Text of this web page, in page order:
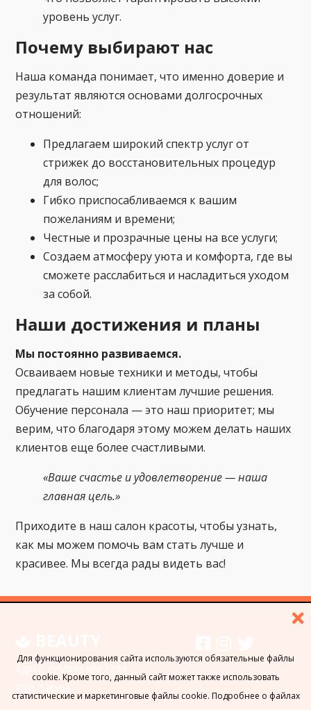
уровень услуг.
Почему выбирают нас
Наша команда понимает, что именно доверие и
результат являются основами долгосрочных
отношений:
Предлагаем широкий спектр услуг от
стрижек до восстановительных процедур
для волос;
Гибко приспосабливаемся к вашим
пожеланиям и времени;
Честные и прозрачные цены на все услуги;
Создаем атмосферу уюта и комфорта, где вы
сможете расслабиться и насладиться уходом
за собой.
Наши достижения и планы
Мы постоянно развиваемся.
Осваиваем новые техники и методы, чтобы
предлагать нашим клиентам лучшие решения.
Обучение персонала — это наш приоритет; мы
верим, что благодаря этому можем делать наших
клиентов еще более счастливыми.
«Ваше счастье и удовлетворение — наша
главная цель.»
Приходите в наш салон красоты, чтобы узнать,
как мы можем помочь вам стать лучше и
красивее. Мы всегда рады видеть вас!
Для функционирования сайта используются обязательные файлы
cookie. Кроме того, данный сайт может также использовать
статистические и маркетинговые файлы cookie. Подробнее о файлах